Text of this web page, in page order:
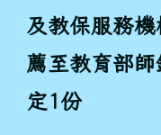
及教保服務
薦至教育部
定1份